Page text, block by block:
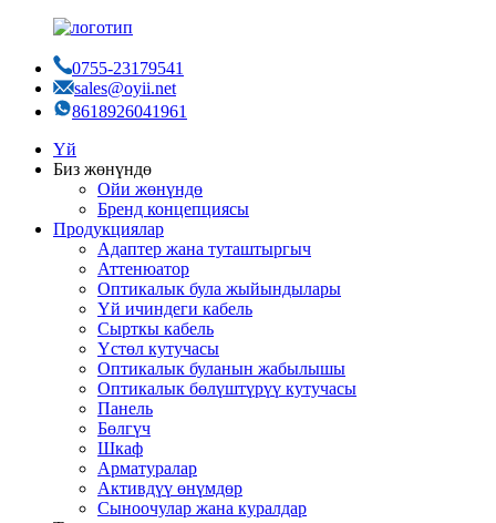
0755-23179541
sales@oyii.net
8618926041961
Үй
Биз жөнүндө
Ойи жөнүндө
Бренд концепциясы
Продукциялар
Адаптер жана туташтыргыч
Аттенюатор
Оптикалык була жыйындылары
Үй ичиндеги кабель
Сырткы кабель
Үстөл кутучасы
Оптикалык буланын жабылышы
Оптикалык бөлүштүрүү кутучасы
Панель
Бөлгүч
Шкаф
Арматуралар
Активдүү өнүмдөр
Сыноочулар жана куралдар